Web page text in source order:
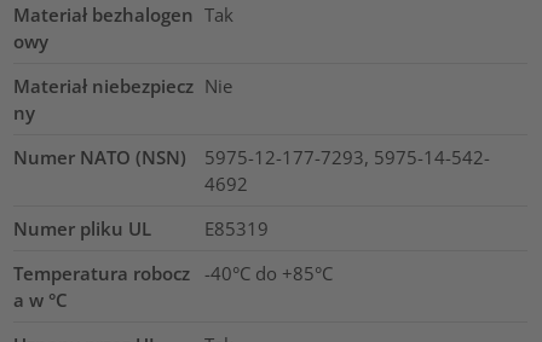
Materiał bezhalogen
owy
Tak
Materiał niebezpiecz
ny
Nie
Numer NATO (NSN)
5975-12-177-7293, 5975-14-542-
4692
Numer pliku UL
E85319
Temperatura robocz
a w °C
-40°C do +85°C